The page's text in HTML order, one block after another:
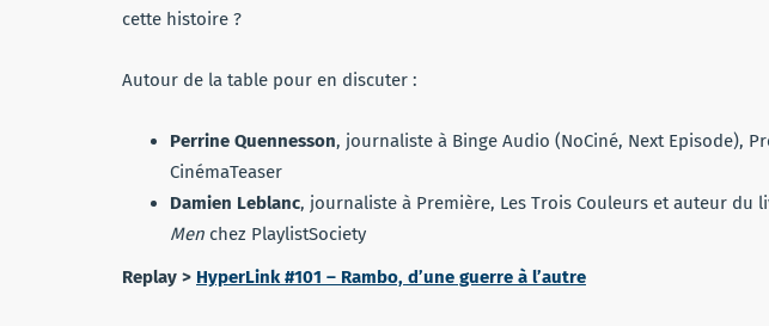
cette histoire ?
Autour de la table pour en discuter :
Perrine Quennesson, journaliste à Binge Audio (NoCiné, Next Episode),
CinémaTeaser
Damien Leblanc, journaliste à Première, Les Trois Couleurs et auteur du
Men chez PlaylistSociety
Replay > HyperLink #101 – Rambo, d’une guerre à l’autre